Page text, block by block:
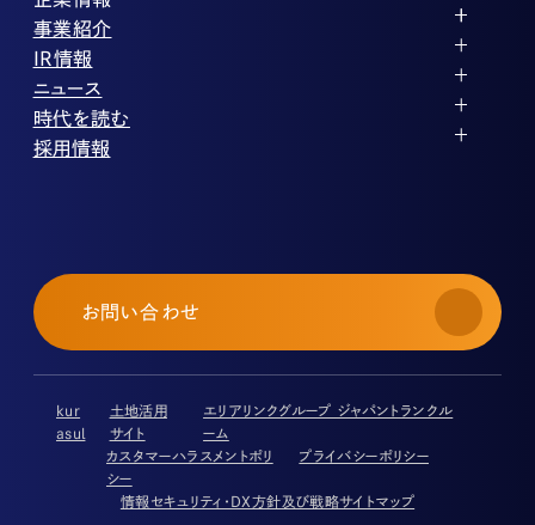
代表メッセージ
企業理念
会社概要
役員紹介
沿革
コーポレートガバナンス
事業紹介
ストレージ事業
パートナー制度
ストレージライフ
土地権利整備事業
オフィス事業
アセット事業
IR情報
IRカレンダー
中期経営計画
事業等のリスク
株式・株主情報
個人投資家の皆様へ
よくある質問・用語集
IRメール登録
免責事項
ニュース
PR
IR
時代を読む
投稿一覧
採用情報
採用エントリー
お問い合わせ
kur
asul
土地活用
サイト
エリアリンクグループ ジャパントランクル
ーム
カスタマーハラスメントポリ
シー
プライバシーポリシー
情報セキュリティ・DX方針及び戦略サイトマップ